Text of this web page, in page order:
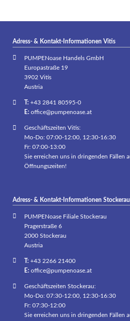
Adress- & Kontakt-Informationen Vitis
PUMPENoase Handels GmbH
Europastraße 19
3902 Vitis
Austria
T:+43 2841 80595-0
E: office@pumpenoase.at
Geschäftszeiten Vitis:
Mo-Do: 07:00-12:00, 12:30-16:30
Fr: 07:00-13:00
Sie erreichen uns in dringenden Fällen
Öffnungszeiten!
Adress- & Kontakt-Informationen Stockerau
PUMPENoase Filiale Stockerau
Pragerstraße 6
2000 Stockerau
Austria
T:+43 2266 21400
E: office@pumpenoase.at
Geschäftszeiten Stockerau:
Mo-Do: 07:30-12:00, 12:30-16:30
Fr: 07:30-12:00
Sie erreichen uns in dringenden Fällen